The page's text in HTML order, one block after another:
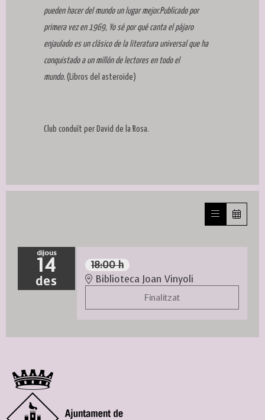
pueden hacer del mundo un lugar mejor.Publicado por
primera vez en 1969, Yo sé por qué canta el pájaro
enjaulado es un clásico de la literatura universal que ha
conquistado a un millón de lectores en todo el
mundo. (Libros del asteroide)
Club conduït per David de la Rosa.
dijous
14
des
18:00 h
Biblioteca Joan Vinyoli
Finalitzat